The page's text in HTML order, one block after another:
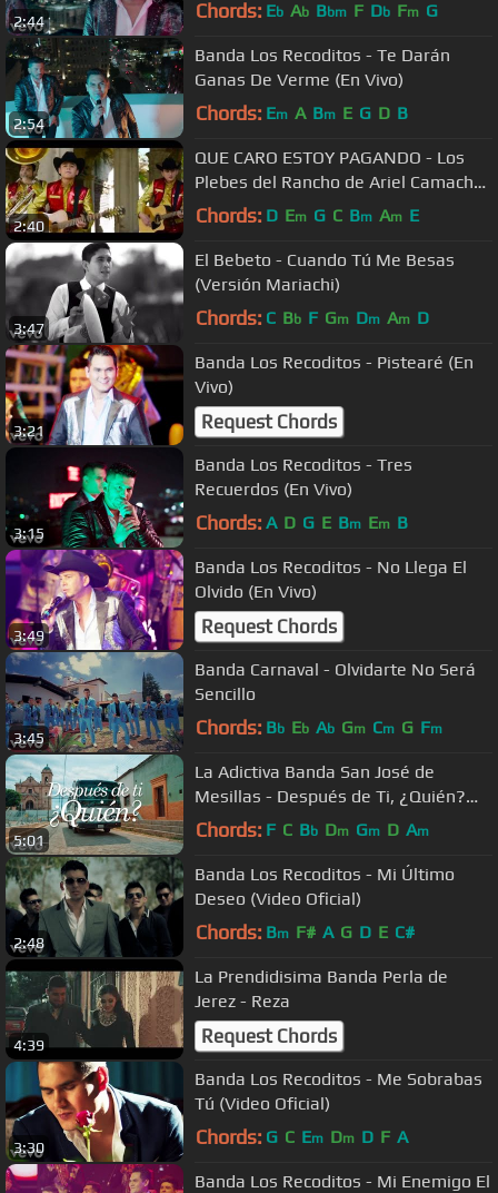
2:44 Chords: Eb Ab Bbm F Db Fm G
2:54
Banda Los Recoditos - Te Darán
Ganas De Verme (En Vivo)
Chords: Em A Bm E G D B
2:40
QUE CARO ESTOY PAGANDO - Los
Plebes del Rancho de Ariel Camacho
(Video Oficial) | DEL Records
Chords: D Em G C Bm Am E
3:47
El Bebeto - Cuando Tú Me Besas
(Versión Mariachi)
Chords: C Bb F Gm Dm Am D
3:21
Banda Los Recoditos - Pistearé (En
Vivo)
Request Chords
3:15
Banda Los Recoditos - Tres
Recuerdos (En Vivo)
Chords: A D G E Bm Em B
3:49
Banda Los Recoditos - No Llega El
Olvido (En Vivo)
Request Chords
3:45
Banda Carnaval - Olvidarte No Será
Sencillo
Chords: Bb Eb Ab Gm Cm G Fm
5:01
La Adictiva Banda San José de
Mesillas - Después de Ti, ¿Quién?
(Video Oficial)
Chords: F C Bb Dm Gm D Am
2:48
Banda Los Recoditos - Mi Último
Deseo (Video Oficial)
Chords: Bm F# A G D E C#
4:39
La Prendidisima Banda Perla de
Jerez - Reza
Request Chords
3:30
Banda Los Recoditos - Me Sobrabas
Tú (Video Oficial)
Chords: G C Em Dm D F A
Banda Los Recoditos - Mi Enemigo El